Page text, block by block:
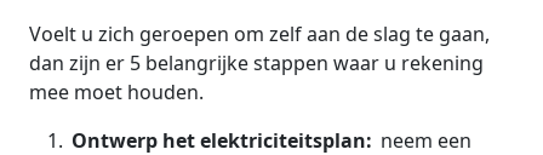
Voelt u zich geroepen om zelf aan de slag te gaan,
dan zijn er 5 belangrijke stappen waar u rekening
mee moet houden.
Ontwerp het elektriciteitsplan: neem een